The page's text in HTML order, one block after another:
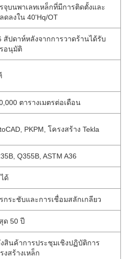
จุบนพาเลทเหล็กที่มีการติดตั้งและ
ดลงใน 40'Hq/OT
สัปดาห์หลังจากการวาดร้านได้รับ
อนุมัติ
ตารางเมตรต่อเดือน
PKPM, โครงสร้าง Tekla
Q355B, ASTM A36
ด้
กระชับและการเชื่อมสลักเกลียว
ด 50 ปี
สินค้าการประชุมเชิงปฏิบัติการ
งสร้างเหล็ก